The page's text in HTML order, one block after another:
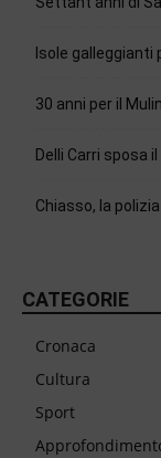
Isole galleggianti
30 anni per il
Delli Carri sposa
Chiasso, la
CATEGORIE
Cronaca
Cultura
Sport